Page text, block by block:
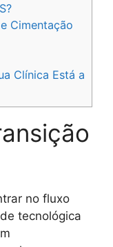
Cimentação
Clínica Está a
no fluxo
tecnológica